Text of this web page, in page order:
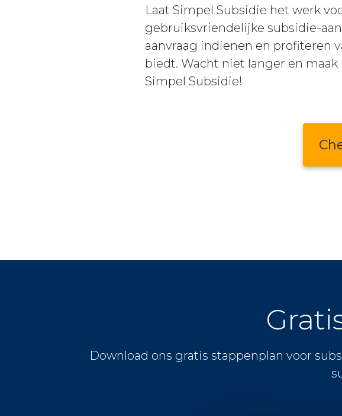
Laat Simpel Subsidie het werk
gebruiksvriendelijke subsidie-
aanvraag indienen en profiteren
biedt. Wacht niet langer en
Simpel Subsidie!
Download ons gratis stappenplan voor